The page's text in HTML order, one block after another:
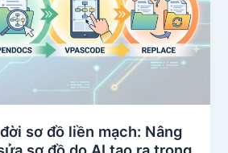
sơ đồ liền mạch: Nâng